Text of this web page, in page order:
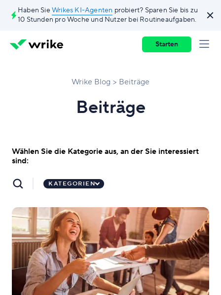
Haben Sie Wrikes KI-Agenten probiert? Sparen Sie bis zu
10 Stunden pro Woche und Nutzer bei Routineaufgaben.
Starten
Wrike Blog Beiträge
Beiträge
Wählen Sie die Kategorie aus, an der Sie interessiert
sind:
KATEGORIEN